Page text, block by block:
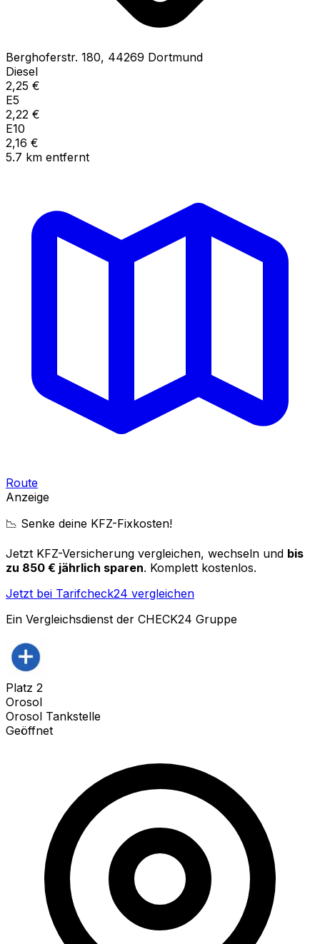
Berghoferstr. 180, 44269 Dortmund
Diesel
2,25 €
E5
2,22 €
E10
2,16 €
5.7 km entfernt
Route
Anzeige
📉 Senke deine KFZ-Fixkosten!
Jetzt KFZ-Versicherung vergleichen, wechseln und bis
zu 850 € jährlich sparen. Komplett kostenlos.
Jetzt bei Tarifcheck24 vergleichen
Ein Vergleichsdienst der CHECK24 Gruppe
Platz 2
Orosol
Orosol Tankstelle
Geöffnet